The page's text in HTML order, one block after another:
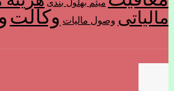
میثم بهلول بندی
مالیاتی وصول مالیات وکالت